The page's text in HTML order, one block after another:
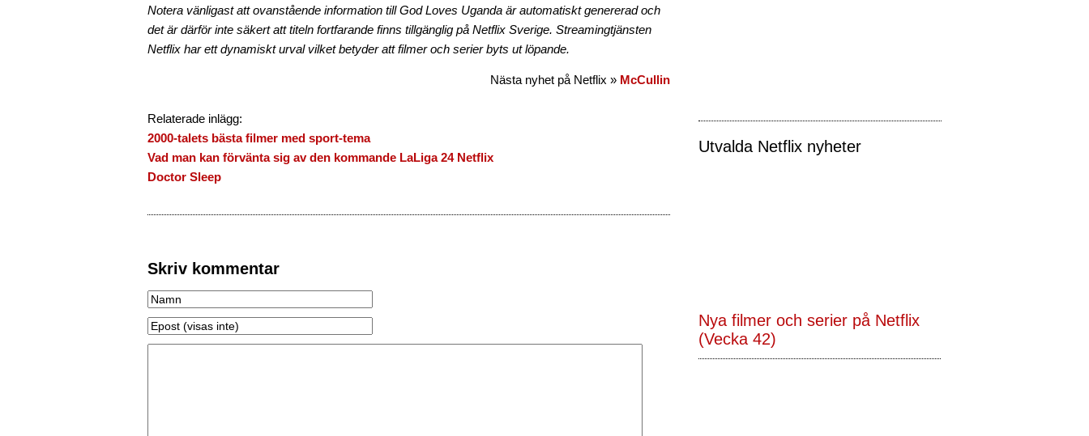
Notera vänligast att ovanstående information till God Loves Uganda är automatiskt genererad och
det är därför inte säkert att titeln fortfarande finns tillgänglig på Netflix Sverige. Streamingtjänsten
Netflix har ett dynamiskt urval vilket betyder att filmer och serier byts ut löpande.
Nästa nyhet på Netflix » McCullin
Relaterade inlägg:
2000-talets bästa filmer med sport-tema
Vad man kan förvänta sig av den kommande LaLiga 24 Netflix
Doctor Sleep
Skriv kommentar
Utvalda Netflix nyheter
Nya filmer och serier på Netflix
(Vecka 42)